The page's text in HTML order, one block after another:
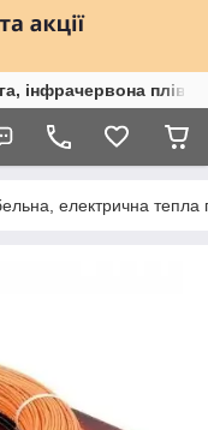
інфрачервона
електрична